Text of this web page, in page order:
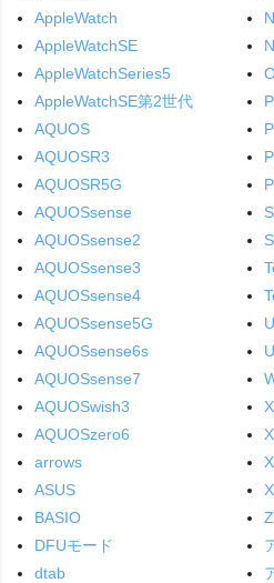
AppleWatch
AppleWatchSE
AppleWatchSeries5
AppleWatchSE第2世代
AQUOS
AQUOSR3
AQUOSR5G
AQUOSsense
AQUOSsense2
AQUOSsense3
AQUOSsense4
AQUOSsense5G
AQUOSsense6s
AQUOSsense7
AQUOSwish3
AQUOSzero6
arrows
ASUS
BASIO
DFUモード
dtab